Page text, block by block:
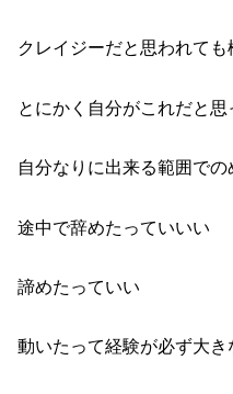
クレイジーだと思われても
とにかく自分がこれだと思
自分なりに出来る範囲での
途中で辞めたっていいい
諦めたっていい
動いたって経験が必ず大き